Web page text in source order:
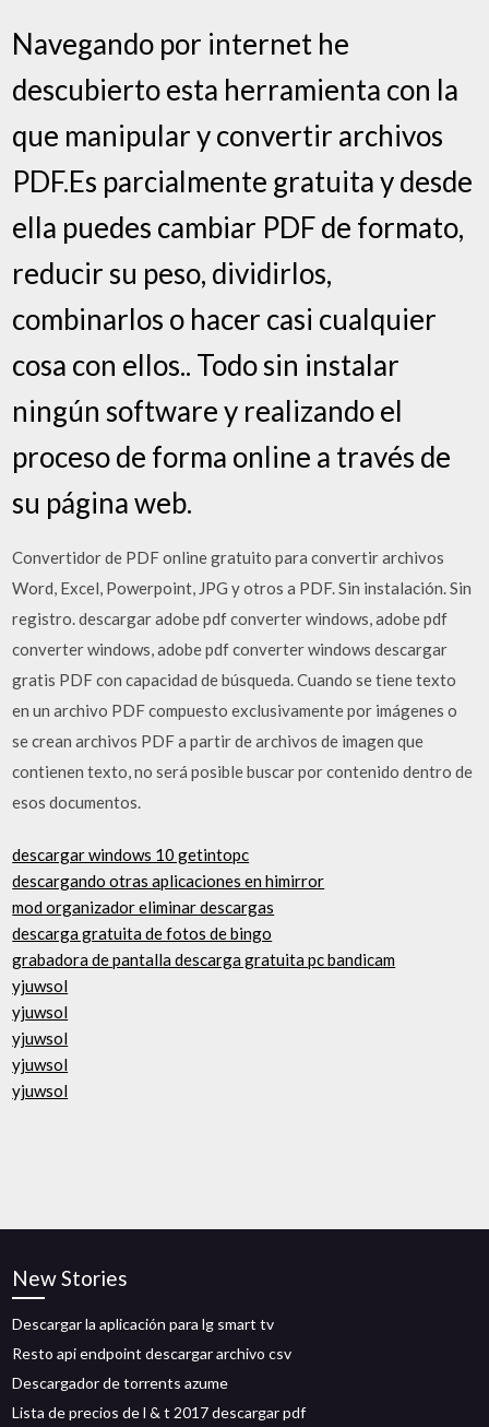
Navegando por internet he
descubierto esta herramienta con la
que manipular y convertir archivos
PDF.Es parcialmente gratuita y desde
ella puedes cambiar PDF de formato,
reducir su peso, dividirlos,
combinarlos o hacer casi cualquier
cosa con ellos.. Todo sin instalar
ningún software y realizando el
proceso de forma online a través de
su página web.
Convertidor de PDF online gratuito para convertir archivos
Word, Excel, Powerpoint, JPG y otros a PDF. Sin instalación. Sin
registro. descargar adobe pdf converter windows, adobe pdf
converter windows, adobe pdf converter windows descargar
gratis PDF con capacidad de búsqueda. Cuando se tiene texto
en un archivo PDF compuesto exclusivamente por imágenes o
se crean archivos PDF a partir de archivos de imagen que
contienen texto, no será posible buscar por contenido dentro de
esos documentos.
descargar windows 10 getintopc
descargando otras aplicaciones en himirror
mod organizador eliminar descargas
descarga gratuita de fotos de bingo
grabadora de pantalla descarga gratuita pc bandicam
yjuwsol
yjuwsol
yjuwsol
yjuwsol
yjuwsol
New Stories
Descargar la aplicación para lg smart tv
Resto api endpoint descargar archivo csv
Descargador de torrents azume
Lista de precios de l & t 2017 descargar pdf